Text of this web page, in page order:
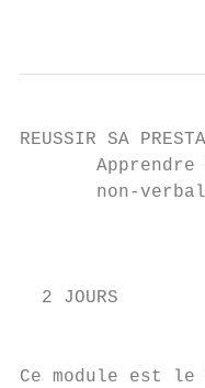
REUSSIR SA
Apprendre
       non-verbal
  2 JOURS
Ce module est